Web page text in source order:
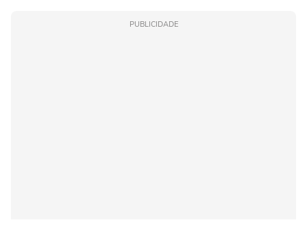
PUBLICIDADE